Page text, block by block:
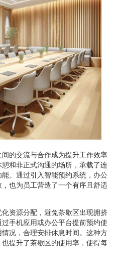
的交流与合作成为提升工作效率
和非正式沟通的场所，承载了连
。通过引入智能预约系统，办公
也为员工营造了一个有序且舒适
资源分配，避免茶歇区出现拥挤
手机应用或办公平台提前预约使
况，合理安排休息时间。这种方
提升了茶歇区的使用率，使得每